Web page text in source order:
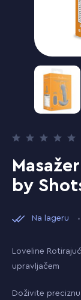
by
Na lageru
Loveline
upravljačem
Doživite